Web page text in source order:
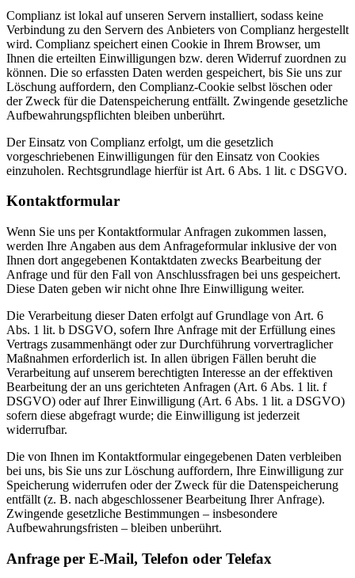
Complianz ist lokal auf unseren Servern installiert, sodass keine
Verbindung zu den Servern des Anbieters von Complianz hergestellt
wird. Complianz speichert einen Cookie in Ihrem Browser, um
Ihnen die erteilten Einwilligungen bzw. deren Widerruf zuordnen zu
können. Die so erfassten Daten werden gespeichert, bis Sie uns zur
Löschung auffordern, den Complianz-Cookie selbst löschen oder
der Zweck für die Datenspeicherung entfällt. Zwingende gesetzliche
Aufbewahrungspflichten bleiben unberührt.
Der Einsatz von Complianz erfolgt, um die gesetzlich
vorgeschriebenen Einwilligungen für den Einsatz von Cookies
einzuholen. Rechtsgrundlage hierfür ist Art. 6 Abs. 1 lit. c DSGVO.
Kontaktformular
Wenn Sie uns per Kontaktformular Anfragen zukommen lassen,
werden Ihre Angaben aus dem Anfrageformular inklusive der von
Ihnen dort angegebenen Kontaktdaten zwecks Bearbeitung der
Anfrage und für den Fall von Anschlussfragen bei uns gespeichert.
Diese Daten geben wir nicht ohne Ihre Einwilligung weiter.
Die Verarbeitung dieser Daten erfolgt auf Grundlage von Art. 6
Abs. 1 lit. b DSGVO, sofern Ihre Anfrage mit der Erfüllung eines
Vertrags zusammenhängt oder zur Durchführung vorvertraglicher
Maßnahmen erforderlich ist. In allen übrigen Fällen beruht die
Verarbeitung auf unserem berechtigten Interesse an der effektiven
Bearbeitung der an uns gerichteten Anfragen (Art. 6 Abs. 1 lit. f
DSGVO) oder auf Ihrer Einwilligung (Art. 6 Abs. 1 lit. a DSGVO)
sofern diese abgefragt wurde; die Einwilligung ist jederzeit
widerrufbar.
Die von Ihnen im Kontaktformular eingegebenen Daten verbleiben
bei uns, bis Sie uns zur Löschung auffordern, Ihre Einwilligung zur
Speicherung widerrufen oder der Zweck für die Datenspeicherung
entfällt (z. B. nach abgeschlossener Bearbeitung Ihrer Anfrage).
Zwingende gesetzliche Bestimmungen – insbesondere
Aufbewahrungsfristen – bleiben unberührt.
Anfrage per E-Mail, Telefon oder Telefax